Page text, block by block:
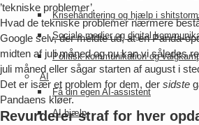
Krisehåndtering og hjælp i
Sociale medier og digital
Politisk kommunikation og
AI
Få din egen AI-assistent
AI hjælp
’tekniske problemer’.
Hvad de tekniske problemer nærmere
Google selv, der meldte ud, at en Panda-
midten af juli måned og nu kan vi således
juli måned eller sågar starten af august i
Det er især et problem for dem, der sidste
Pandaens kløer.
Revurderer straf for hver